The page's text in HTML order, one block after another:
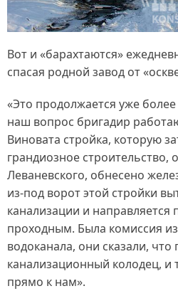
Вот и «барахтаются»
спасая родной завод от
«Это продолжается уже
наш вопрос бригадир
Виновата стройка, которую
грандиозное строительство,
Леваневского, обнесено
из-под ворот этой стройки
канализации и
проходным. Была комиссия
водоканала, они сказали,
канализационный колодец, и
прямо к нам».